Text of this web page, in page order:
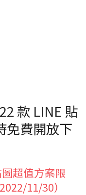
款 LINE 貼
免費開放下
超值方案限
11/30）